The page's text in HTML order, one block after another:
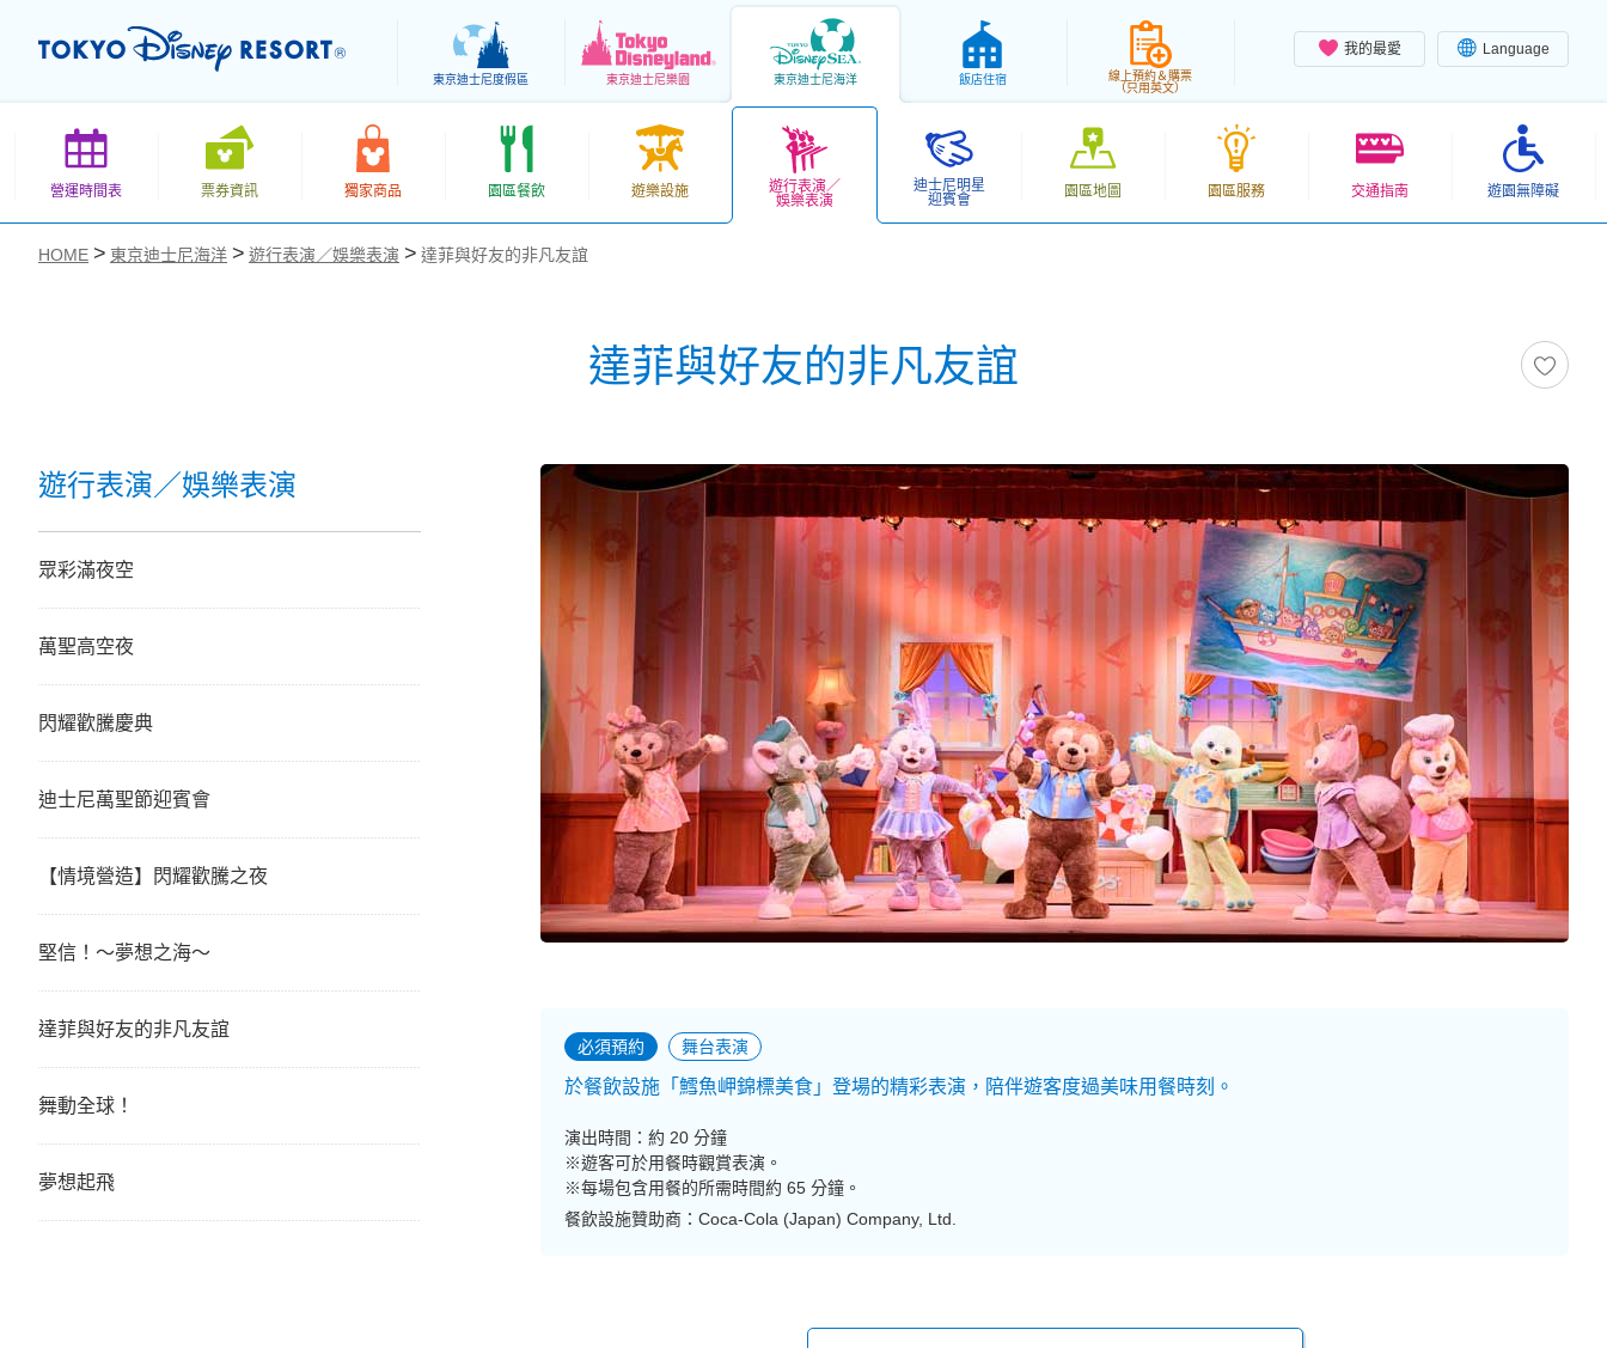
我的最愛 Language
東京迪士尼度假區 東京迪士尼樂園 東京迪士尼海洋 飯店住宿
線上預約＆購票
（只用英文）
營運時間表 票券資訊 獨家商品 園區餐飲 遊樂設施
遊行表演／
娛樂表演
迪士尼明星
迎賓會
園區地圖 園區服務 交通指南 遊園無障礙
HOME 東京迪士尼海洋 遊行表演／娛樂表演 達菲與好友的非凡友誼
達菲與好友的非凡友誼
必須預約 舞台表演
於餐飲設施「鱈魚岬錦標美食」登場的精彩表演，陪伴遊客度過美味用餐時刻。
演出時間：約 20 分鐘
※遊客可於用餐時觀賞表演。
※每場包含用餐的所需時間約 65 分鐘。
餐飲設施贊助商：Coca-Cola (Japan) Company, Ltd.
遊行表演／娛樂表演
眾彩滿夜空
萬聖高空夜
閃耀歡騰慶典
迪士尼萬聖節迎賓會
【情境營造】閃耀歡騰之夜
堅信！～夢想之海～
達菲與好友的非凡友誼
舞動全球！
夢想起飛